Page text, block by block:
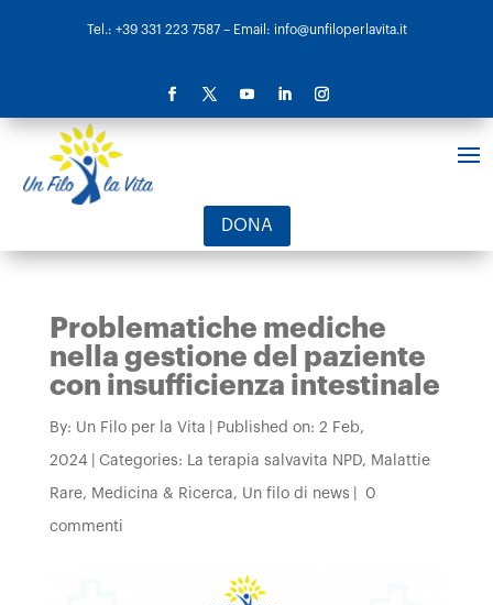
Tel.: +39 331 223 7587– Email: info@unfiloperlavita.it
DONA
Problematiche mediche
nella gestione del paziente
con insufficienza intestinale
By: Un Filo per la Vita Published on: 2 Feb,
2024 Categories: La terapia salvavita NPD, Malattie
Rare, Medicina & Ricerca, Un filo di news 0
commenti